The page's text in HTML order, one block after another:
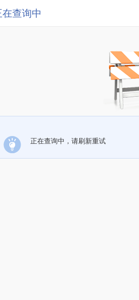
在查询中
正在查询中，请刷新重试